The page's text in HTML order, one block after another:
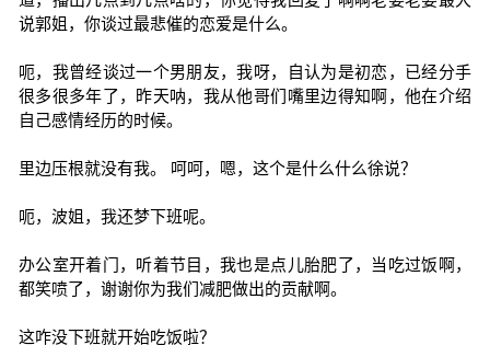
说郭姐，你谈过最悲催的恋爱是什么。
呃，我曾经谈过一个男朋友，我呀，自认为是初恋，已经分手
很多很多年了，昨天呐，我从他哥们嘴里边得知啊，他在介绍
自己感情经历的时候。
里边压根就没有我。 呵呵，嗯，这个是什么什么徐说？
呃，波姐，我还梦下班呢。
办公室开着门，听着节目，我也是点儿胎肥了，当吃过饭啊，
都笑喷了，谢谢你为我们减肥做出的贡献啊。
这咋没下班就开始吃饭啦？